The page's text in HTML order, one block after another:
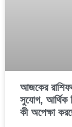
আজকের
সুযোগ, আর্থিক
কী অপেক্ষা